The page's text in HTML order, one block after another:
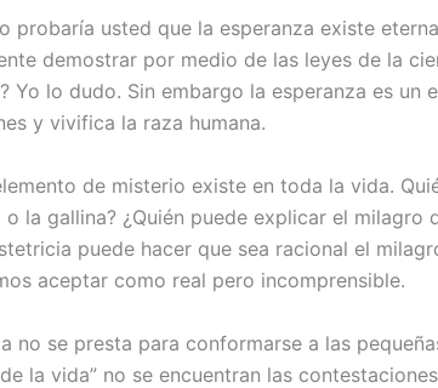
probaría usted que la esperanza existe
demostrar por medio de las leyes de la
Yo lo dudo. Sin embargo la esperanza es un
y vivifica la raza humana.
de misterio existe en toda la vida.
o la gallina? ¿Quién puede explicar el
puede hacer que sea racional el
aceptar como real pero incomprensible.
no se presta para conformarse a las
la vida” no se encuentran las